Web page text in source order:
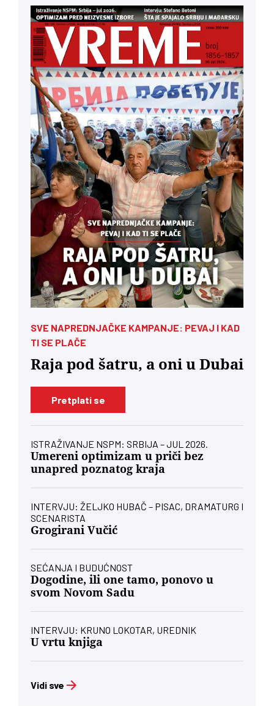
SVE NAPREDNJAČKE KAMPANJE: PEVAJ I KAD
TI SE PLAČE
Raja pod šatru, a oni u Dubai
Pretplati se
ISTRAŽIVANJE NSPM: SRBIJA – JUL 2026.
Umereni optimizam u priči bez
unapred poznatog kraja
INTERVJU: ŽELJKO HUBAČ – PISAC, DRAMATURG I
SCENARISTA
Grogirani Vučić
SEĆANJA I BUDUĆNOST
Dogodine, ili one tamo, ponovo u
svom Novom Sadu
INTERVJU: KRUNO LOKOTAR, UREDNIK
U vrtu knjiga
Vidi sve